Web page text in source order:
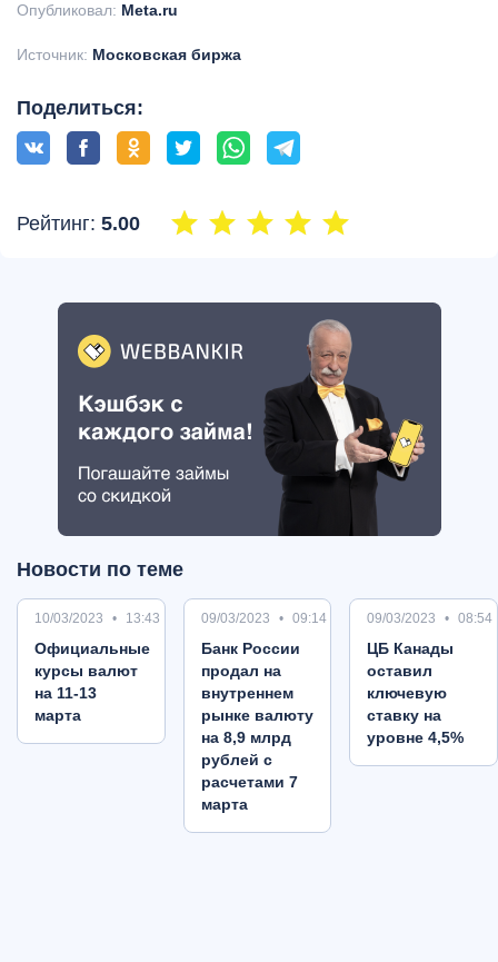
Опубликовал: Meta.ru
Источник: Московская биржа
Поделиться:
Рейтинг: 5.00
Новости по теме
10/03/2023 13:43
Oфициальные
курсы валют
на 11-13
марта
09/03/2023 09:14
Банк России
продал на
внутреннем
рынке валюту
на 8,9 млрд
рублей с
расчетами 7
марта
09/03/2023 08:54
ЦБ Канады
оставил
ключевую
ставку на
уровне 4,5%